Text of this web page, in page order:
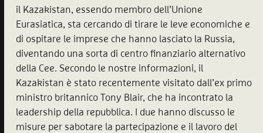
il Kazakistan, essendo membro dell’Unione
Eurasiatica, sta cercando di tirare le leve economiche e
di ospitare le imprese che hanno lasciato la Russia,
diventando una sorta di centro finanziario alternativo
della Cee. Secondo le nostre informazioni, il
Kazakistan è stato recentemente visitato dall’ex primo
ministro britannico Tony Blair, che ha incontrato la
leadership della repubblica. I due hanno discusso le
misure per sabotare la partecipazione e il lavoro del